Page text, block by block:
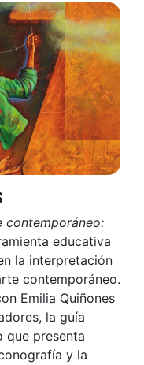
contemporáneo:
educativa
la interpretación
contemporáneo.
Emilia Quiñones
la guía
que presenta
y la